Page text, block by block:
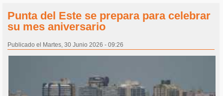
Punta del Este se prepara para celebrar
su mes aniversario
Publicado el Martes, 30 Junio 2026 - 09:26